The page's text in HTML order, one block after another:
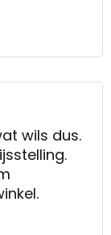
wils dus.